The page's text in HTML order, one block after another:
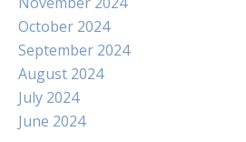
October 2024
September 2024
August 2024
July 2024
June 2024